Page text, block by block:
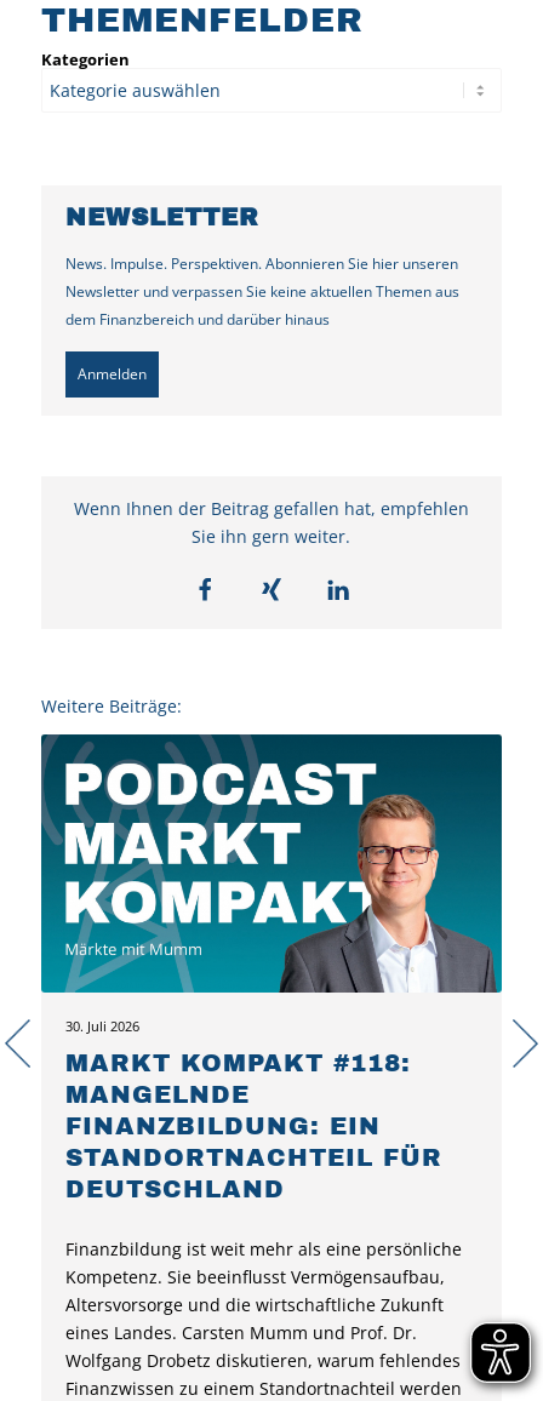
THEMENFELDER
Kategorien
NEWSLETTER
News. Impulse. Perspektiven. Abonnieren Sie hier unseren
Newsletter und verpassen Sie keine aktuellen Themen aus
dem Finanzbereich und darüber hinaus
Anmelden
Wenn Ihnen der Beitrag gefallen hat, empfehlen
Sie ihn gern weiter.
Weitere Beiträge:
MARKT KOMPAKT #118:
MANGELNDE
FINANZBILDUNG: EIN
STANDORTNACHTEIL FÜR
DEUTSCHLAND
Finanzbildung ist weit mehr als eine persönliche
Kompetenz. Sie beeinflusst Vermögensaufbau,
Altersvorsorge und die wirtschaftliche Zukunft
eines Landes. Carsten Mumm und Prof. Dr.
Wolfgang Drobetz diskutieren, warum fehlendes
Finanzwissen zu einem Standortnachteil werden
30. Juli 2026